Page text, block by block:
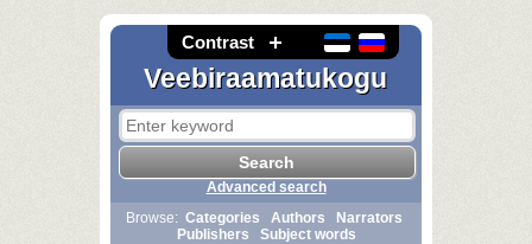
Contrast
Veebiraamatukogu
Advanced search
Browse: Categories Authors
Narrators
Publishers
Subject words